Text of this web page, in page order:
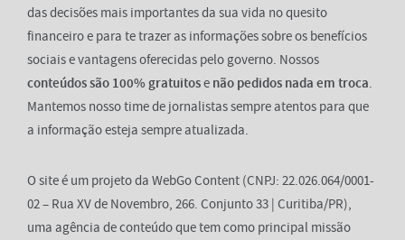
das decisões mais importantes da sua vida no quesito
financeiro e para te trazer as informações sobre os benefícios
sociais e vantagens oferecidas pelo governo. Nossos
conteúdos são 100% gratuitose não pedidos nada em troca.
Mantemos nosso time de jornalistas sempre atentos para que
a informação esteja sempre atualizada.
O site é um projeto da WebGo Content (CNPJ: 22.026.064/0001-
02 – Rua XV de Novembro, 266. Conjunto 33 | Curitiba/PR),
uma agência de conteúdo que tem como principal missão